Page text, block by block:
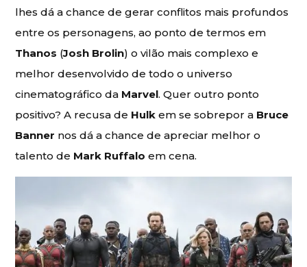
lhes dá a chance de gerar conflitos mais profundos
entre os personagens, ao ponto de termos em
Thanos (Josh Brolin) o vilão mais complexo e
melhor desenvolvido de todo o universo
cinematográfico da Marvel. Quer outro ponto
positivo? A recusa de Hulk em se sobrepor a Bruce
Banner nos dá a chance de apreciar melhor o
talento de Mark Ruffalo em cena.